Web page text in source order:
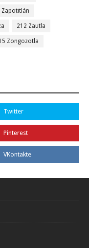
Zapotitlán
212 Zautla
Zongozotla